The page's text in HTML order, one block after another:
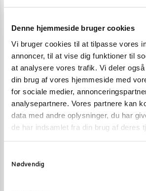
Denne hjemmeside bruger cookies
Vi bruger cookies til at tilpasse vores
annoncer, til at vise dig funktioner til
at analysere vores trafik. Vi deler
din brug af vores hjemmeside med
for sociale medier,
analysepartnere. Vores partnere kan
data med andre oplysninger, du har
de har indsamlet fra din brug af deres
Nødvendig
Se hele opskriften her
Varenummer (SKU): 3564-9-
Kategorier: Black Friday,Instant nudler
Gode alternativer til dette